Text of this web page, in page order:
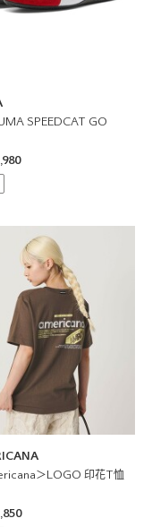
SPEEDCAT GO
＞LOGO 印花T恤